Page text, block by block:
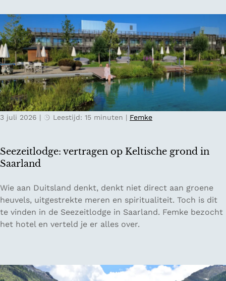
a
n
n
e
n
n
a
j
a
o
p
e
V
e
l
s
e
n
r
i
j
k
s
e
e
r
e
n
:
P
s
a
r
T
i
c
i
n
o
e
t
o
n
n
i
z
u
Seezeitlodge: vertragen op Keltische grond in
Saarland
3 juli 2026 | Leestijd: 15 minuten | Femke
S
e
e
z
l
Wie aan Duitsland denkt, denkt niet direct aan groene
heuvels, uitgestrekte meren en spiritualiteit. Toch is dit
te vinden in de Seezeitlodge in Saarland. Femke bezocht
het hotel en verteld je er alles over.